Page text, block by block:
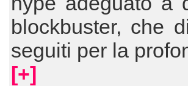
blockbuster, che
seguiti per la
[+]